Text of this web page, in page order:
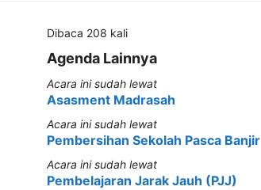
Dibaca 208 kali
Agenda Lainnya
Acara ini sudah lewat
Asasment Madrasah
Acara ini sudah lewat
Pembersihan Sekolah Pasca Banjir
Acara ini sudah lewat
Pembelajaran Jarak Jauh (PJJ)